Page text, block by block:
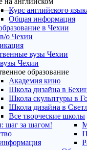
Курс английского
Общая информация
в Чехии
о Чехии
вузы Чехии
Чехии
образование
Академия кино
Школа дизайна в
Школа скульптуры в
Школа дизайна в
Все творческие школы
шаг за шагом!